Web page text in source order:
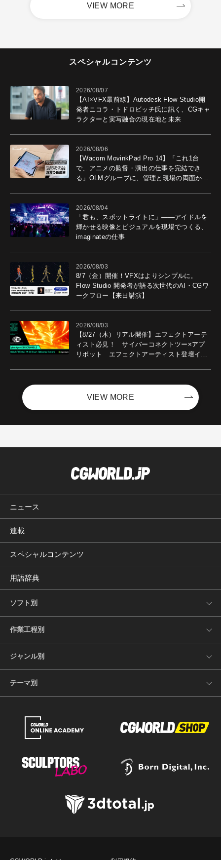
VIEW MORE
スペシャルコンテンツ
2026/08/07
【AI×VFX最前線】Autodesk Flow Studio開
発者ニコラ・トドロビッチ氏に訊く、CGキャ
ラクターと実写融合の現在地と未来
2026/08/06
【Wacom MovinkPad Pro 14】「これ1台
で、アニメの監督・演出の仕事を完結でき
る」OLMグループに、管理と現場の両面から
2026/08/04
「君も、スポットライトに」――アイドルを
輝かせる映像とビジュアルを現場でつくる、
imaginateの仕事
2026/08/03
8/7（金）開催！VFXはよりシンプルに。
Flow Studio 開発者が語る次世代のAI・CGワ
ークフロー【来日講演】
2026/08/03
【8/27（木）リアル開催】エフェクトアーテ
ィスト必見！ サイバーコネクトツー×アプ
リボット エフェクトアーティスト登壇イベ
VIEW MORE
ニュース
連載
スペシャルコンテンツ
用語辞典
ソフト別
作業工程別
ジャンル別
テーマ別